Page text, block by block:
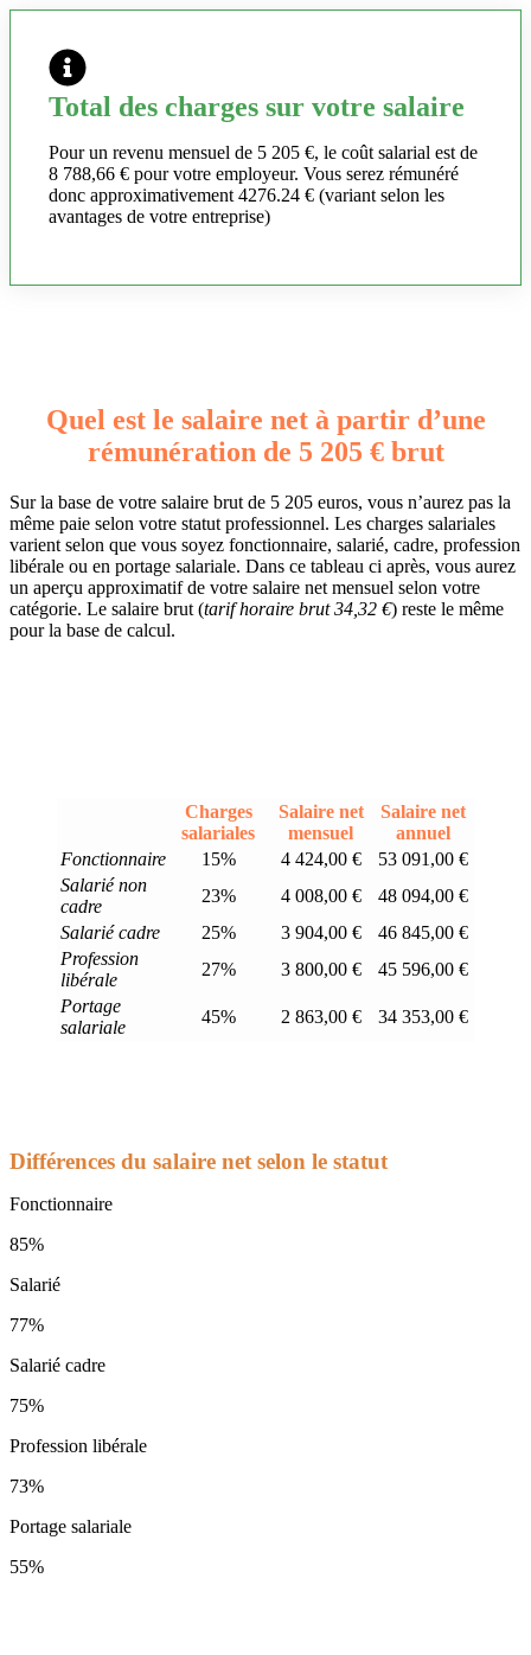
Total des charges sur votre salaire
Pour un revenu mensuel de 5 205 €, le coût salarial est de
8 788,66 € pour votre employeur. Vous serez rémunéré
donc approximativement 4276.24 € (variant selon les
avantages de votre entreprise)
Quel est le salaire net à partir d’une
rémunération de 5 205 € brut
Sur la base de votre salaire brut de 5 205 euros, vous n’aurez pas la
même paie selon votre statut professionnel. Les charges salariales
varient selon que vous soyez fonctionnaire, salarié, cadre, profession
libérale ou en portage salariale. Dans ce tableau ci après, vous aurez
un aperçu approximatif de votre salaire net mensuel selon votre
catégorie. Le salaire brut (tarif horaire brut 34,32 €) reste le même
pour la base de calcul.
Charges
salariales
Salaire net
mensuel
Salaire net
annuel
Fonctionnaire
15% 4 424,00 €
53 091,00 €
Salarié non
cadre
23% 4 008,00 €
48 094,00 €
Salarié cadre
25% 3 904,00 €
46 845,00 €
Profession
libérale
27% 3 800,00 €
45 596,00 €
Portage
salariale
45% 2 863,00 € 34 353,00 €
Différences du salaire net selon le statut
Fonctionnaire
85%
Salarié
77%
Salarié cadre
75%
Profession libérale
73%
Portage salariale
55%